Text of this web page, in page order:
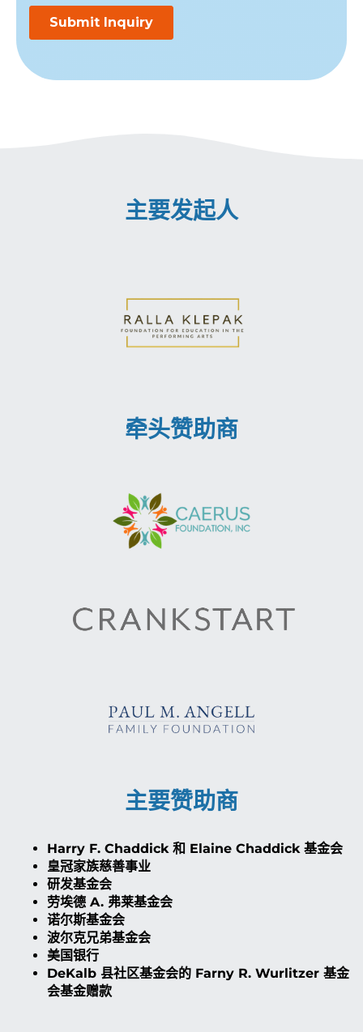
主要发起人
牵头赞助商
主要赞助商
Harry F. Chaddick 和 Elaine Chaddick 基金会
皇冠家族慈善事业
研发基金会
劳埃德 A. 弗莱基金会
诺尔斯基金会
波尔克兄弟基金会
美国银行
DeKalb 县社区基金会的 Farny R. Wurlitzer 基金
会基金赠款